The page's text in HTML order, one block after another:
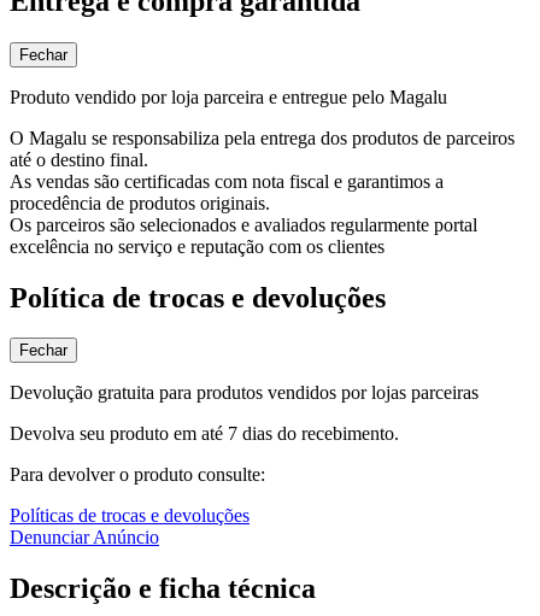
Fechar
Produto vendido por loja parceira e entregue pelo Magalu
O Magalu se responsabiliza pela entrega dos produtos de parceiros
até o destino final.
As vendas são certificadas com nota fiscal e garantimos a
procedência de produtos originais.
Os parceiros são selecionados e avaliados regularmente portal
excelência no serviço e reputação com os clientes
Política de trocas e devoluções
Fechar
Devolução gratuita para produtos vendidos por lojas parceiras
Devolva seu produto em até 7 dias do recebimento.
Para devolver o produto consulte:
Políticas de trocas e devoluções
Denunciar Anúncio
Descrição e ficha técnica